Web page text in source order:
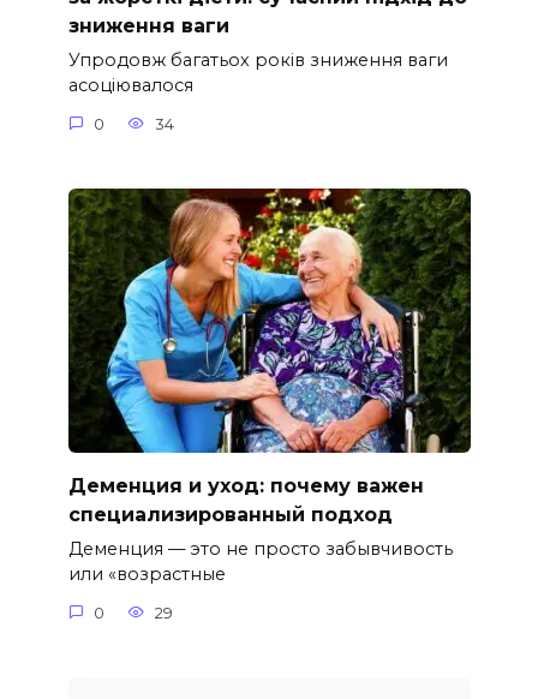
зниження ваги
Упродовж багатьох років зниження ваги
асоціювалося
0 34
Деменция и уход: почему важен
специализированный подход
Деменция — это не просто забывчивость
или «возрастные
0 29